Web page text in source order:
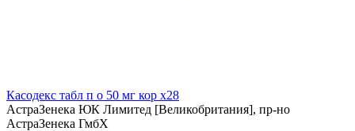
Касодекс табл п о 50 мг кор x28
АстраЗенека ЮК Лимитед [Великобритания], пр-но
АстраЗенека ГмбХ